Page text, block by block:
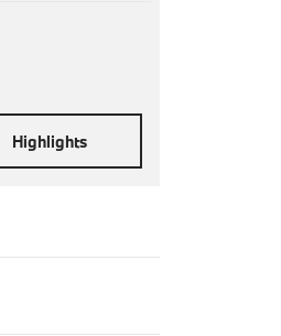
Highlights